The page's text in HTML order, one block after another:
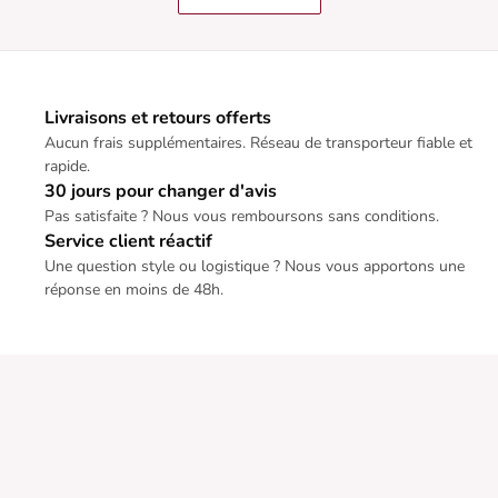
Livraisons et retours offerts
Aucun frais supplémentaires. Réseau de transporteur fiable et
rapide.
30 jours pour changer d'avis
Pas satisfaite ? Nous vous remboursons sans conditions.
Service client réactif
Une question style ou logistique ? Nous vous apportons une
réponse en moins de 48h.